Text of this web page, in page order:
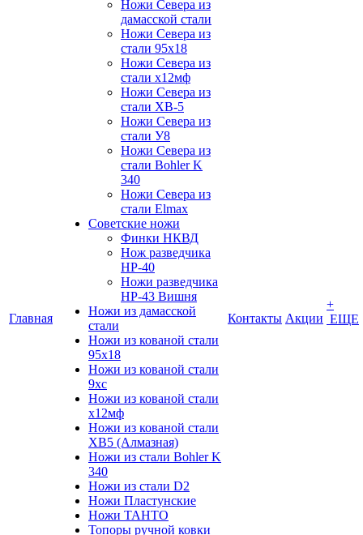
Главная
Ножи Севера из
дамасской стали
Ножи Севера из
стали 95х18
Ножи Севера из
стали х12мф
Ножи Севера из
стали ХВ-5
Ножи Севера из
стали У8
Ножи Севера из
стали Bohler K
340
Ножи Севера из
стали Elmax
Советские ножи
Финки НКВД
Нож разведчика
НР-40
Ножи разведчика
НР-43 Вишня
Ножи из дамасской
стали
Ножи из кованой стали
95х18
Ножи из кованой стали
9хс
Ножи из кованой стали
х12мф
Ножи из кованой стали
ХВ5 (Алмазная)
Ножи из стали Bohler K
340
Ножи из стали D2
Ножи Пластунские
Ножи ТАНТО
Топоры ручной ковки
Контакты Акции
+
ЕЩЕ